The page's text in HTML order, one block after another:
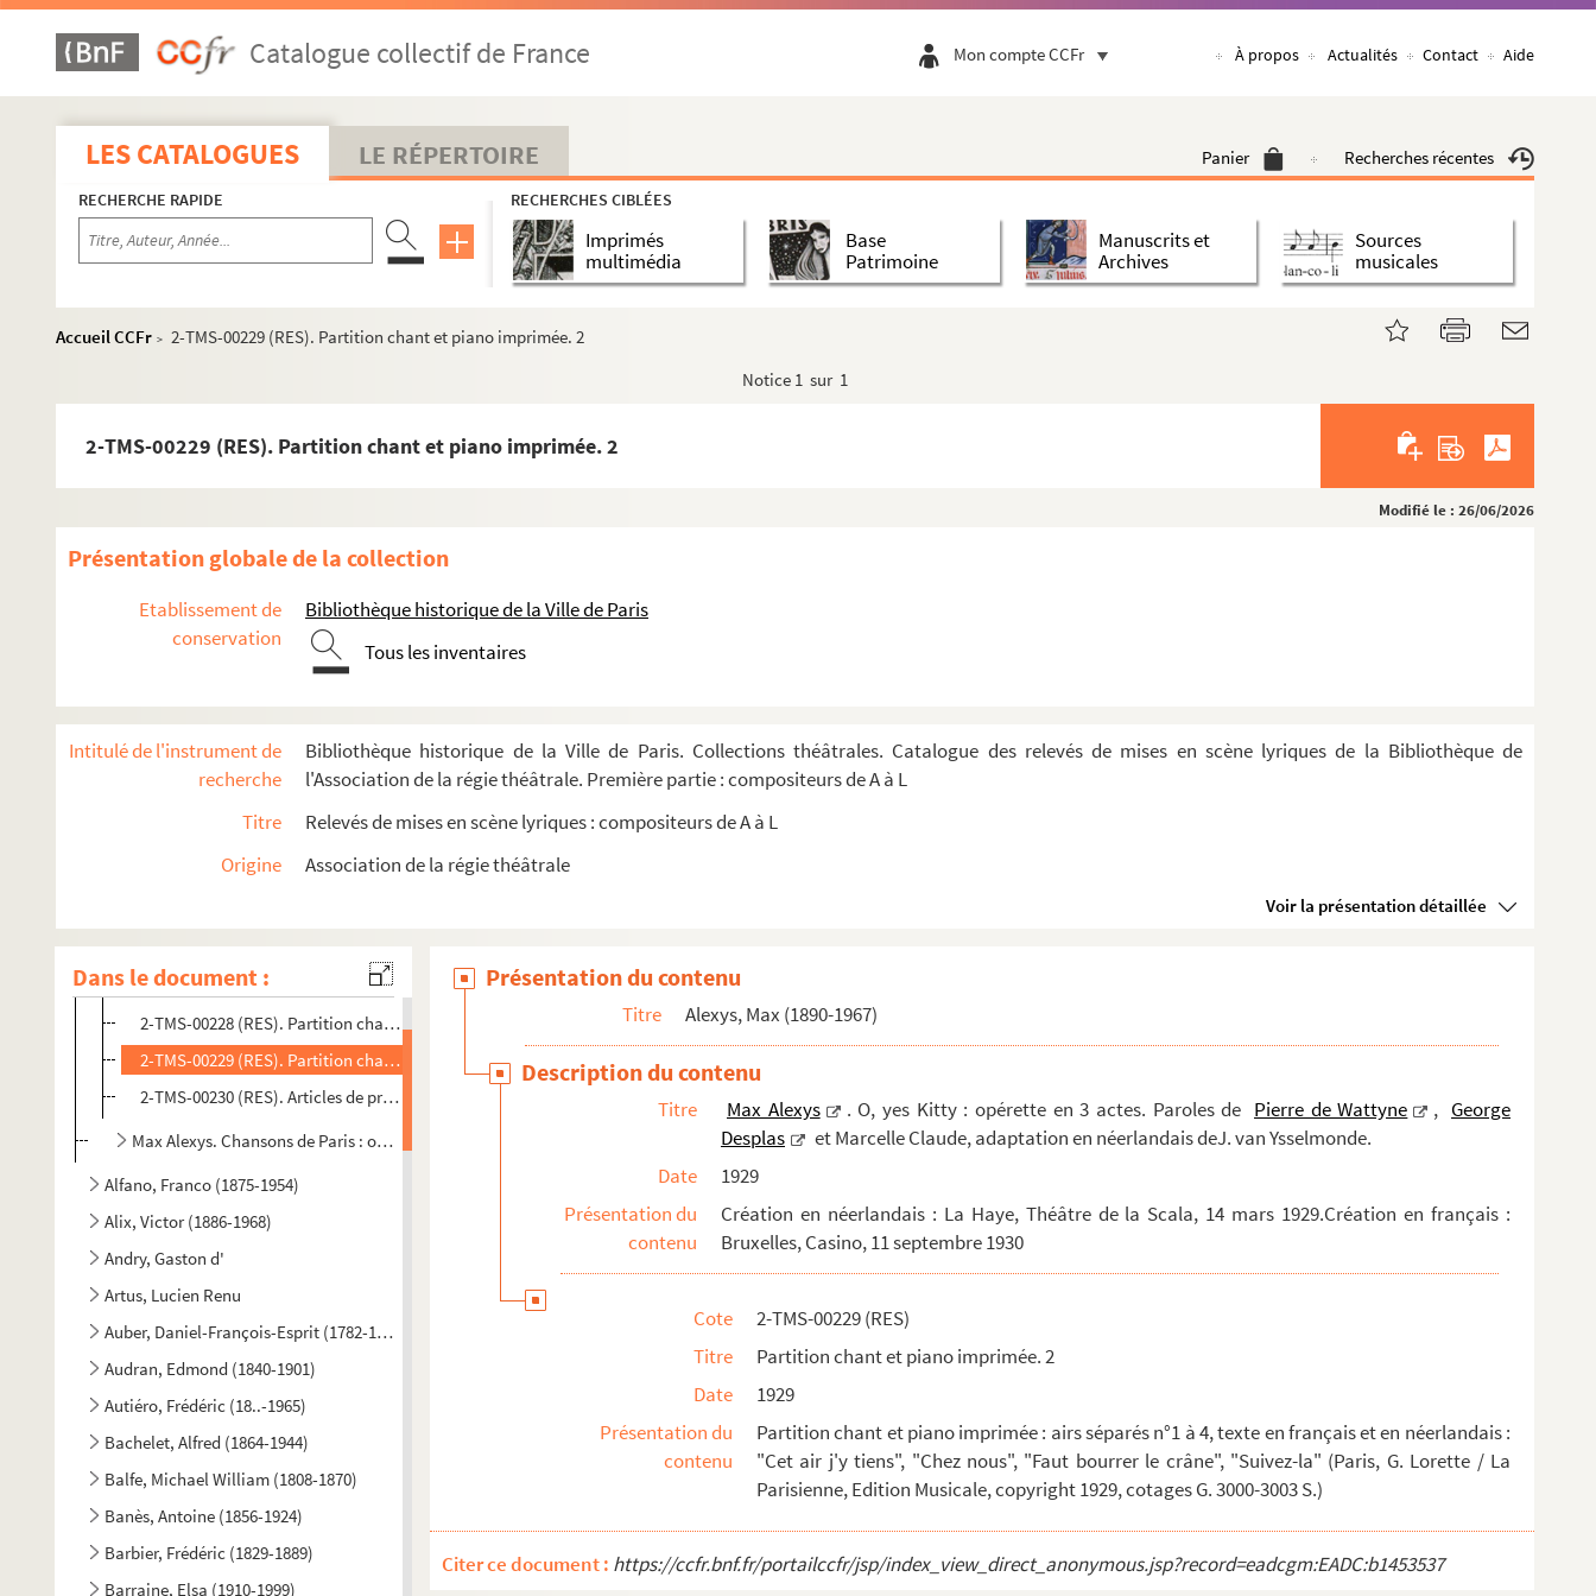
Catalogue collectif de France Mon compte CCFr À propos Actualités Contact Aide
LES CATALOGUES LE RÉPERTOIRE Panier Recherches récentes
RECHERCHE RAPIDE RECHERCHES CIBLÉES
Imprimés
multimédia
Base
Patrimoine
Manuscrits et
Archives
Sources
musicales
Accueil CCFr > 2-TMS-00229 (RES). Partition chant et piano imprimée. 2
Notice 1 sur 1
2-TMS-00229 (RES). Partition chant et piano imprimée. 2
Modifié le : 26/06/2026
Présentation globale de la collection
Etablissement de
conservation
Bibliothèque historique de la Ville de Paris
Tous les inventaires
Intitulé de l'instrument de
recherche
Bibliothèque historique de la Ville de Paris. Collections théâtrales. Catalogue des relevés de mises en scène lyriques de la Bibliothèque de
l'Association de la régie théâtrale. Première partie : compositeurs de A à L
Titre
Relevés de mises en scène lyriques : compositeurs de A à L
Origine
Association de la régie théâtrale
Voir la présentation détaillée
Dans le document :
Abraham, Paul (1892-1960)
Adam, Adolphe (1803-1856)
Alegiani, Romolo (1890-1956)
4-TMS-04582 (RES). Libretto dactylographié
2-TMS-00228 (RES). Partition chant et piano imprimée. 1
2-TMS-00229 (RES). Partition chant et piano imprimée. 2
2-TMS-00230 (RES). Articles de presse et photographie
Max Alexys. Chansons de Paris : opérette en 3 actes. Paroles de Paul van Stalle et Charles Tutelier
Alfano, Franco (1875-1954)
Alix, Victor (1886-1968)
Andry, Gaston d'
Artus, Lucien Renu
Auber, Daniel-François-Esprit (1782-1871)
Audran, Edmond (1840-1901)
Autiéro, Frédéric (18..-1965)
Bachelet, Alfred (1864-1944)
Balfe, Michael William (1808-1870)
Banès, Antoine (1856-1924)
Barbier, Frédéric (1829-1889)
Barraine, Elsa (1910-1999)
Présentation du contenu
Titre Alexys, Max (1890-1967)
Description du contenu
Titre Max Alexys . O, yes Kitty : opérette en 3 actes. Paroles de Pierre de Wattyne , George
Desplas
et Marcelle Claude, adaptation en néerlandais deJ. van Ysselmonde.
Date
1929
Présentation du
contenu
Création en néerlandais : La Haye, Théâtre de la Scala, 14 mars 1929.Création en français :
Bruxelles, Casino, 11 septembre 1930
Cote
2-TMS-00229 (RES)
Titre
Partition chant et piano imprimée. 2
Date
1929
Présentation du
contenu
Partition chant et piano imprimée : airs séparés n°1 à 4, texte en français et en néerlandais :
"Cet air j'y tiens", "Chez nous", "Faut bourrer le crâne", "Suivez-la" (Paris, G. Lorette / La
Parisienne, Edition Musicale, copyright 1929, cotages G. 3000-3003 S.)
Citer ce document : https://ccfr.bnf.fr/portailccfr/jsp/index_view_direct_anonymous.jsp?record=eadcgm:EADC:b1453537